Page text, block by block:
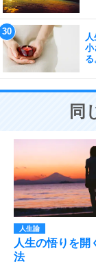
人
小
る
同
人生論
人生の悟りを開
法